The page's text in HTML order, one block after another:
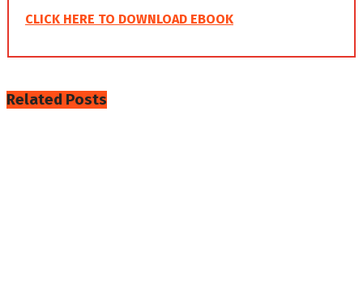
CLICK HERE TO DOWNLOAD EBOOK
Related Posts